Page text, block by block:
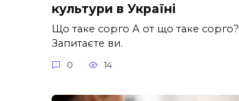
культури в Україні
Що таке сорго А от що таке сорго?
Запитаєте ви.
0 14